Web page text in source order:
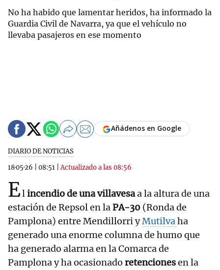
No ha habido que lamentar heridos, ha informado la
Guardia Civil de Navarra, ya que el vehículo no
llevaba pasajeros en ese momento
DIARIO DE NOTICIAS
18·05·26
08:51 |Actualizado a las 08:56
Añádenos en Google
Elincendio de una villavesaa la altura de una
estación de Repsol en laPA-30 (Ronda de
Pamplona) entre Mendillorri yMutilvaha
generado una enorme columna de humo que
ha generado alarma en la Comarca de
Pamplona y ha ocasionado retencionesen la